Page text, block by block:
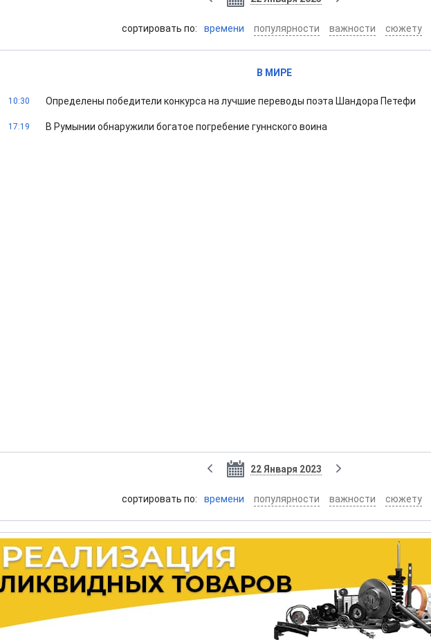
cортировать по: времени популярности важности сюжету
В МИРЕ
10:30 Определены победители конкурса на лучшие переводы поэта Шандора Петефи
17:19 В Румынии обнаружили богатое погребение гуннского воина
22 Января 2023
cортировать по: времени популярности важности сюжету